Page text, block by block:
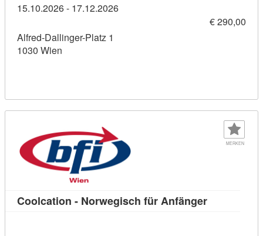
15.10.2026 - 17.12.2026
€ 290,00
Alfred-Dallinger-Platz 1
1030 Wien
MERKEN
Coolcation - Norwegisch für AnfängerKursdetail: